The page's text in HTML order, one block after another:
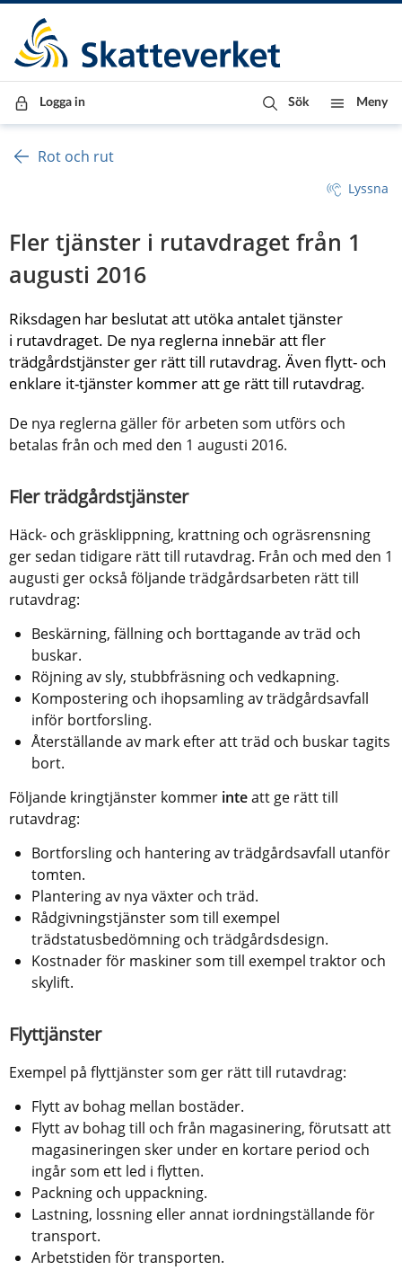
Till innehåll
Till navigationen
Till chattrobot
Logga in Sök Meny
Rot och rut
Lyssna
Fler tjänster i rutavdraget från 1
augusti 2016
Riksdagen har beslutat att utöka antalet tjänster
i rutavdraget. De nya reglerna innebär att fler
trädgårdstjänster ger rätt till rutavdrag. Även flytt- och
enklare it-tjänster kommer att ge rätt till rutavdrag.
De nya reglerna gäller för arbeten som utförs och
betalas från och med den 1 augusti 2016.
Fler trädgårdstjänster
Häck- och gräsklippning, krattning och ogräsrensning
ger sedan tidigare rätt till rutavdrag. Från och med den 1
augusti ger också följande trädgårdsarbeten rätt till
rutavdrag:
Beskärning, fällning och borttagande av träd och
buskar.
Röjning av sly, stubbfräsning och vedkapning.
Kompostering och ihopsamling av trädgårdsavfall
inför bortforsling.
Återställande av mark efter att träd och buskar tagits
bort.
Följande kringtjänster kommer inte att ge rätt till
rutavdrag:
Bortforsling och hantering av trädgårdsavfall utanför
tomten.
Plantering av nya växter och träd.
Rådgivningstjänster som till exempel
trädstatusbedömning och trädgårdsdesign.
Kostnader för maskiner som till exempel traktor och
skylift.
Flyttjänster
Exempel på flyttjänster som ger rätt till rutavdrag:
Flytt av bohag mellan bostäder.
Flytt av bohag till och från magasinering, förutsatt att
magasineringen sker under en kortare period och
ingår som ett led i flytten.
Packning och uppackning.
Lastning, lossning eller annat iordningställande för
transport.
Arbetstiden för transporten.